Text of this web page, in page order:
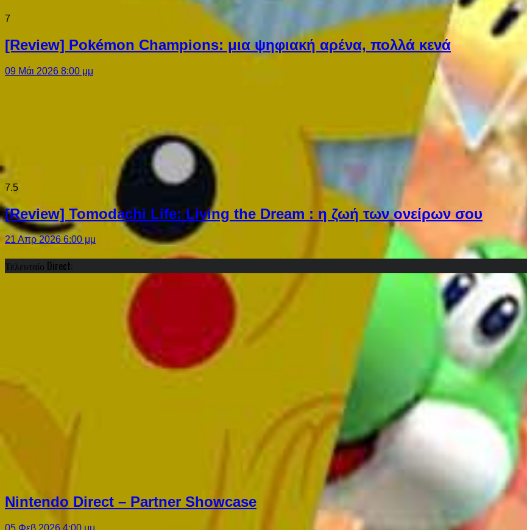
7
[Review] Pokémon Champions: μια ψηφιακή αρένα, πολλά κενά
09 Μάι 2026 8:00 μμ
7.5
[Review] Tomodachi Life: Living the Dream : η ζωή των ονείρων σου
21 Απρ 2026 6:00 μμ
Τελευταίο Direct:
Nintendo Direct – Partner Showcase
05 Φεβ 2026 4:00 μμ